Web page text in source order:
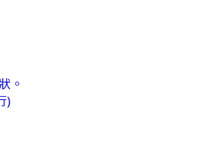
。
)